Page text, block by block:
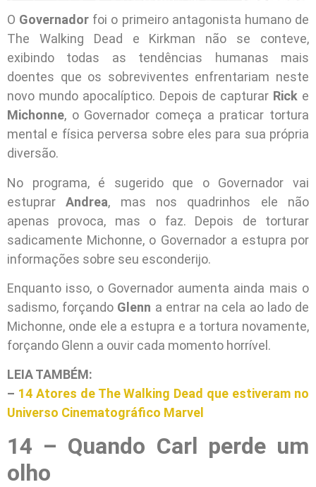
O Governador foi o primeiro antagonista humano de
The Walking Dead e Kirkman não se conteve,
exibindo todas as tendências humanas mais
doentes que os sobreviventes enfrentariam neste
novo mundo apocalíptico. Depois de capturar Rick e
Michonne, o Governador começa a praticar tortura
mental e física perversa sobre eles para sua própria
diversão.
No programa, é sugerido que o Governador vai
estuprarAndrea, mas nos quadrinhos ele não
apenas provoca, mas o faz. Depois de torturar
sadicamente Michonne, o Governador a estupra por
informações sobre seu esconderijo.
Enquanto isso, o Governador aumenta ainda mais o
sadismo, forçando Glenn a entrar na cela ao lado de
Michonne, onde ele a estupra e a tortura novamente,
forçando Glenn a ouvir cada momento horrível.
LEIA TAMBÉM:
– 14 Atores de The Walking Dead que estiveram no
Universo Cinematográfico Marvel
14 – Quando Carl perde um
olho